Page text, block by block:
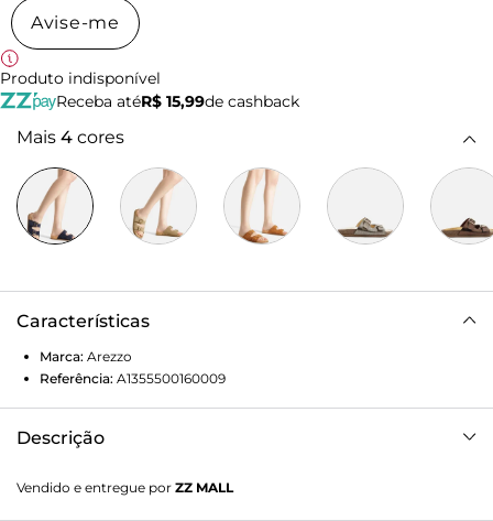
Avise-me
Produto indisponível
Receba atéR$ 15,99de cashback
Mais 4 cores
Características
Marca: Arezzo
Referência: A1355500160009
Descrição
em camurça bege com formato anatômico e inscrição do
Vendido e entregue por ZZ MALL